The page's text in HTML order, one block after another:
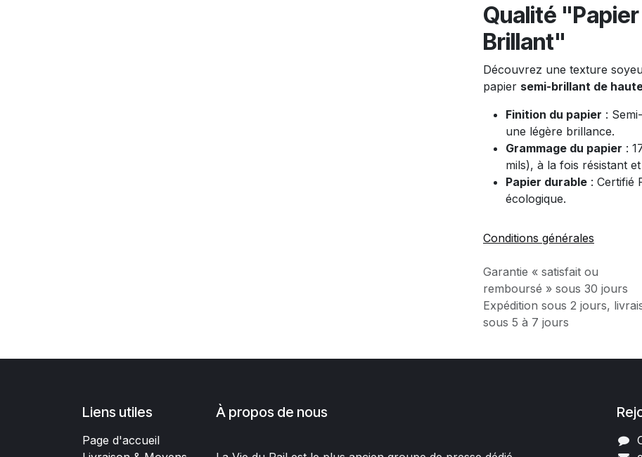
Qualité
Brillant"
Découvrez une texture
papier semi-brillant de
Finition du papier :
une légère brillance.
Grammage du papier :
mils), à la fois résistant
Papier durable : Certifié
écologique.
Conditions générales
Garantie « satisfait ou
remboursé » sous 30 jours
Expédition sous 2 jours,
sous 5 à 7 jours
Liens utiles
Page d'accueil
À propos de nous